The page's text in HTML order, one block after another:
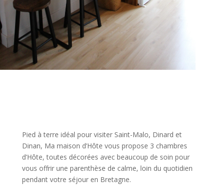
Pied à terre idéal pour visiter Saint-Malo, Dinard et
Dinan, Ma maison d’Hôte vous propose 3 chambres
d’Hôte, toutes décorées avec beaucoup de soin pour
vous offrir une parenthèse de calme, loin du quotidien
pendant votre séjour en Bretagne.